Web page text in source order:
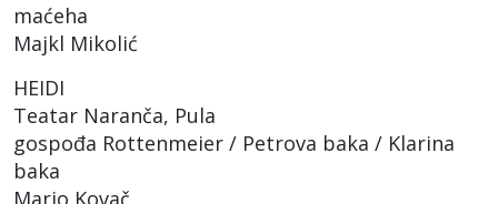
maćeha
Majkl Mikolić
HEIDI
Teatar Naranča, Pula
gospođa Rottenmeier / Petrova baka / Klarina
baka